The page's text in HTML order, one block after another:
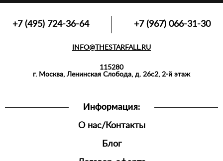
Информация:
О нас/Контакты
Блог
+7 (495) 724-36-64 +7 (967) 066-31-30
INFO@THESTARFALL.RU
115280
г. Москва, Ленинская Слобода, д. 26с2, 2-й этаж